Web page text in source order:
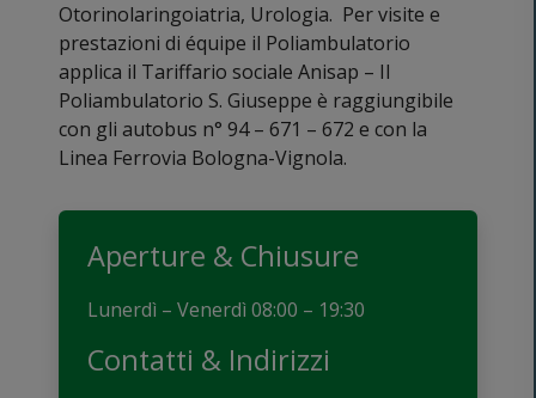
Otorinolaringoiatria, Urologia. Per visite e
prestazioni di équipe il Poliambulatorio
applica il Tariffario sociale Anisap – Il
Poliambulatorio S. Giuseppe è raggiungibile
con gli autobus n° 94 – 671 – 672 e con la
Linea Ferrovia Bologna-Vignola.
Aperture & Chiusure
Lunerdì – Venerdì 08:00 – 19:30
Contatti & Indirizzi